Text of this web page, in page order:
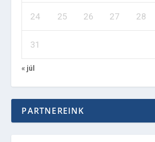
24 25 26 27 28
31
« júl
PARTNEREINK